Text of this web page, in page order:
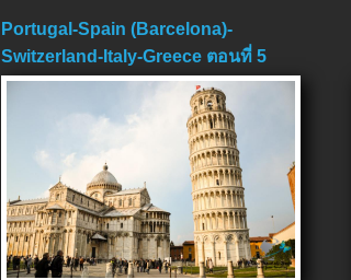
Portugal-Spain (Barcelona)-
Switzerland-Italy-Greece ตอนที่ 5